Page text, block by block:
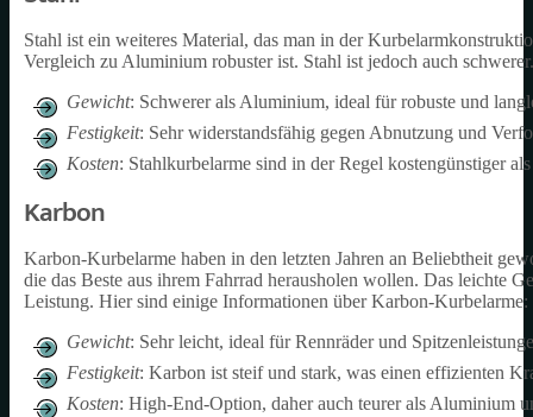
Stahl ist ein weiteres Material, das man in der
Vergleich zu Aluminium robuster ist. Stahl ist jedoch auch
Gewicht: Schwerer als Aluminium, ideal für robuste und
Festigkeit: Sehr widerstandsfähig gegen Abnutzung und
Kosten: Stahlkurbelarme sind in der Regel kostengünstiger
Karbon
Karbon-Kurbelarme haben in den letzten Jahren an Beliebtheit
die das Beste aus ihrem Fahrrad herausholen wollen. Das leichte
Leistung. Hier sind einige Informationen über Karbon-Kurbelarme:
Gewicht: Sehr leicht, ideal für Rennräder und
Festigkeit: Karbon ist steif und stark, was einen effizienten
Kosten: High-End-Option, daher auch teurer als Aluminium